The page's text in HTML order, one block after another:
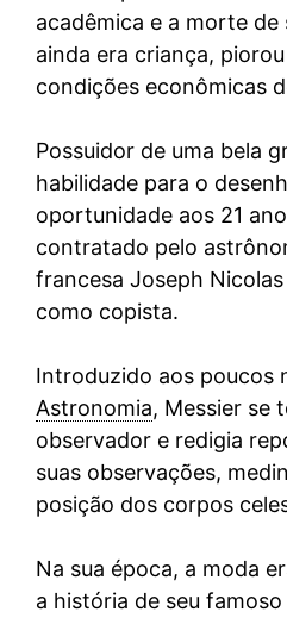
acadêmica e a morte de
ainda era criança,
condições econômicas
Possuidor de uma bela
habilidade para o
oportunidade aos 21
contratado pelo
francesa Joseph Nicolas
como copista.
Introduzido aos poucos
Astronomia, Messier se
observador e redigia
suas observações,
posição dos corpos
Na sua época, a moda
a história de seu